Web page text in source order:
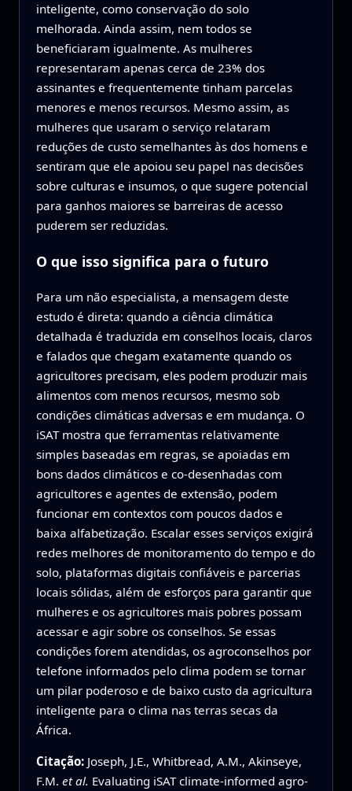
inteligente, como conservação do solo
melhorada. Ainda assim, nem todos se
beneficiaram igualmente. As mulheres
representaram apenas cerca de 23% dos
assinantes e frequentemente tinham parcelas
menores e menos recursos. Mesmo assim, as
mulheres que usaram o serviço relataram
reduções de custo semelhantes às dos homens e
sentiram que ele apoiou seu papel nas decisões
sobre culturas e insumos, o que sugere potencial
para ganhos maiores se barreiras de acesso
puderem ser reduzidas.
O que isso significa para o futuro
Para um não especialista, a mensagem deste
estudo é direta: quando a ciência climática
detalhada é traduzida em conselhos locais, claros
e falados que chegam exatamente quando os
agricultores precisam, eles podem produzir mais
alimentos com menos recursos, mesmo sob
condições climáticas adversas e em mudança. O
iSAT mostra que ferramentas relativamente
simples baseadas em regras, se apoiadas em
bons dados climáticos e co-desenhadas com
agricultores e agentes de extensão, podem
funcionar em contextos com poucos dados e
baixa alfabetização. Escalar esses serviços exigirá
redes melhores de monitoramento do tempo e do
solo, plataformas digitais confiáveis e parcerias
locais sólidas, além de esforços para garantir que
mulheres e os agricultores mais pobres possam
acessar e agir sobre os conselhos. Se essas
condições forem atendidas, os agroconselhos por
telefone informados pelo clima podem se tornar
um pilar poderoso e de baixo custo da agricultura
inteligente para o clima nas terras secas da
África.
Citação: Joseph, J.E., Whitbread, A.M., Akinseye,
F.M. et al. Evaluating iSAT climate-informed agro-